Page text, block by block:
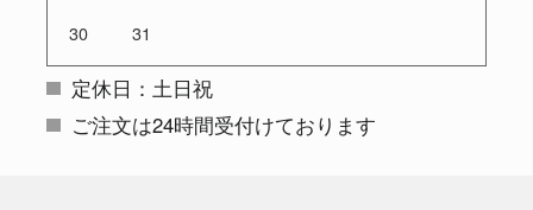
30 31
定休日：土日祝
ご注文は24時間受付けております